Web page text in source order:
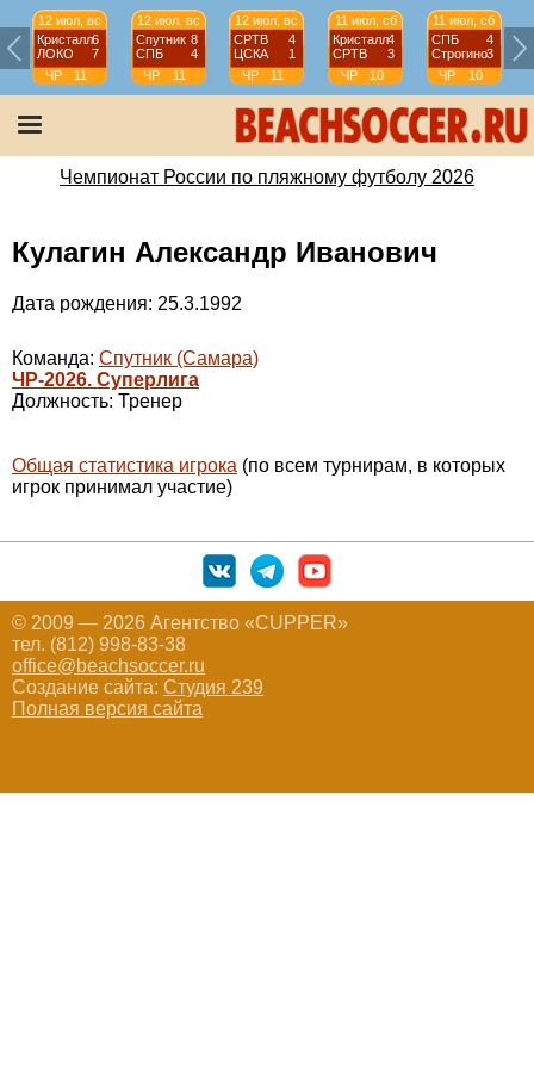
12 июл, вс
Кристалл6
ЛОКО
7
ЧР
11
тур
12 июл, вс
Спутник 8
СПБ
4
ЧР
11
тур
12 июл, вс
СРТВ
4
ЦСКА
1
ЧР
11
тур
11 июл, сб
Кристалл4
СРТВ
3
ЧР
10
тур
11 июл, сб
СПБ
4
Строгино3
ЧР
10
тур
Чемпионат России по пляжному футболу 2026
Кулагин Александр Иванович
Дата рождения: 25.3.1992
Команда: Спутник (Самара)
ЧР-2026. Суперлига
Должность: Тренер
Общая статистика игрока (по всем турнирам, в которых
игрок принимал участие)
© 2009 — 2026 Агентство «CUPPER»
тел. (812) 998-83-38
office@beachsoccer.ru
Создание сайта: Студия 239
Полная версия сайта